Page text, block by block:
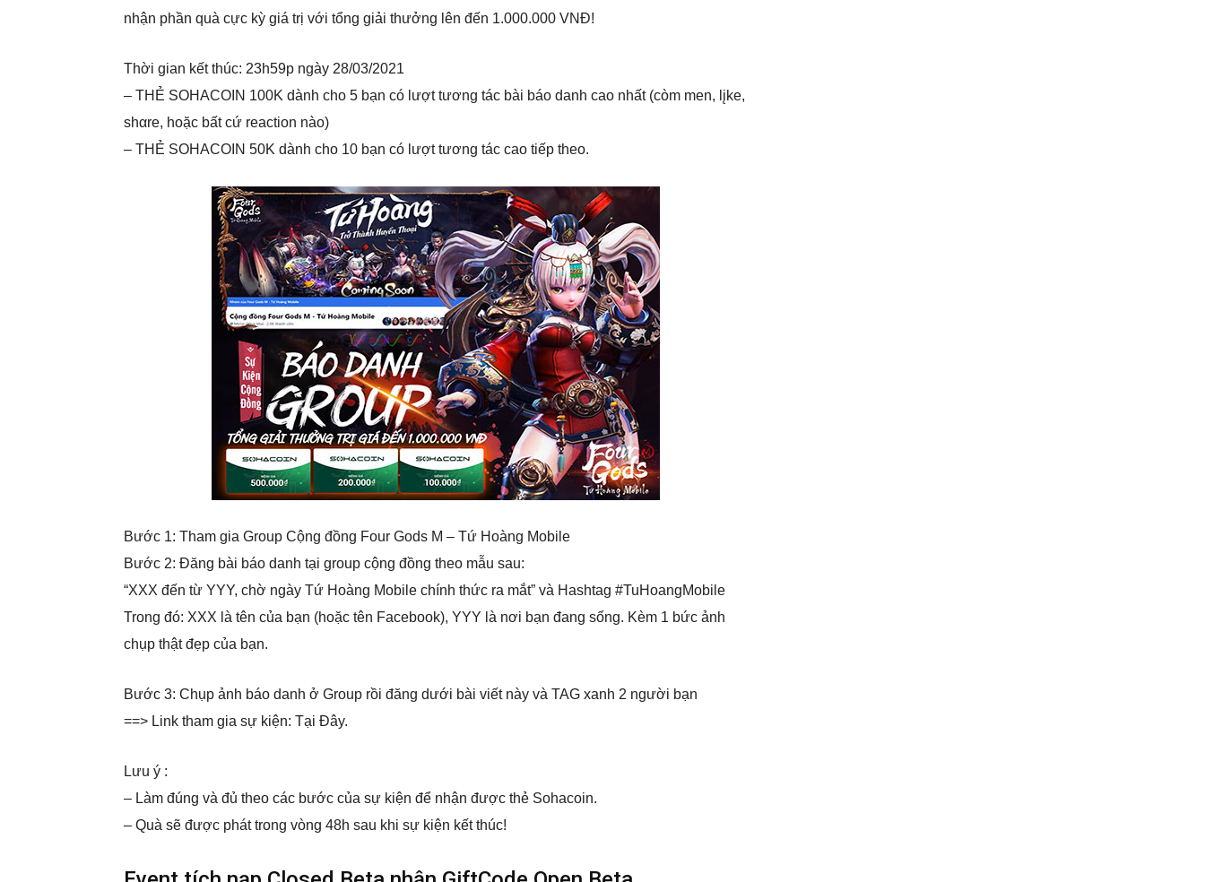
nhận phần quà cực kỳ giá trị với tổng giải thưởng lên đến 1.000.000 VNĐ!
Thời gian kết thúc: 23h59p ngày 28/03/2021
– THẺ SOHACOIN 100K dành cho 5 bạn có lượt tương tác bài báo danh cao nhất (còm men, lįke,
shαre, hoặc bất cứ reaction nào)
– THẺ SOHACOIN 50K dành cho 10 bạn có lượt tương tác cao tiếp theo.
Bước 1: Tham gia Group Cộng đồng Four Gods M – Tứ Hoàng Mobile
Bước 2: Đăng bài báo danh tại group cộng đồng theo mẫu sau:
“XXX đến từ YYY, chờ ngày Tứ Hoàng Mobile chính thức ra mắt” và Hashtag #TuHoangMobile
Trong đó: XXX là tên của bạn (hoặc tên Facebook), YYY là nơi bạn đang sống. Kèm 1 bức ảnh
chụp thật đẹp của bạn.
Bước 3: Chụp ảnh báo danh ở Group rồi đăng dưới bài viết này và TAG xanh 2 người bạn
==> Link tham gia sự kiện: Tại Đây.
Lưu ý :
– Làm đúng và đủ theo các bước của sự kiện để nhận được thẻ Sohacoin.
– Quà sẽ được phát trong vòng 48h sau khi sự kiện kết thúc!